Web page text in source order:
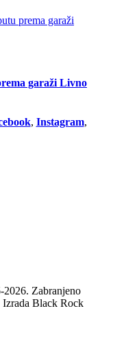
garaži Livno
, Instagram,
Zabranjeno
Izrada Black Rock